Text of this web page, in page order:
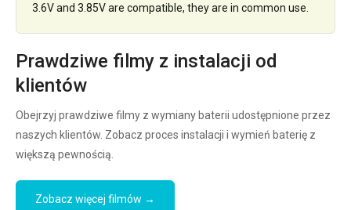
3.6V and 3.85V are compatible, they are in common use.
Prawdziwe filmy z instalacji od
klientów
Obejrzyj prawdziwe filmy z wymiany baterii udostępnione przez
naszych klientów. Zobacz proces instalacji i wymień baterię z
większą pewnością.
Zobacz więcej filmów →